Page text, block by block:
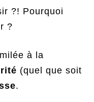
?! Pourquoi
?
à la
(quel que soit
.